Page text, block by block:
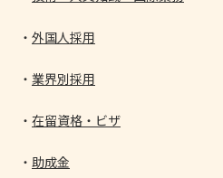
外国人採用
業界別採用
在留資格・ビザ
助成金